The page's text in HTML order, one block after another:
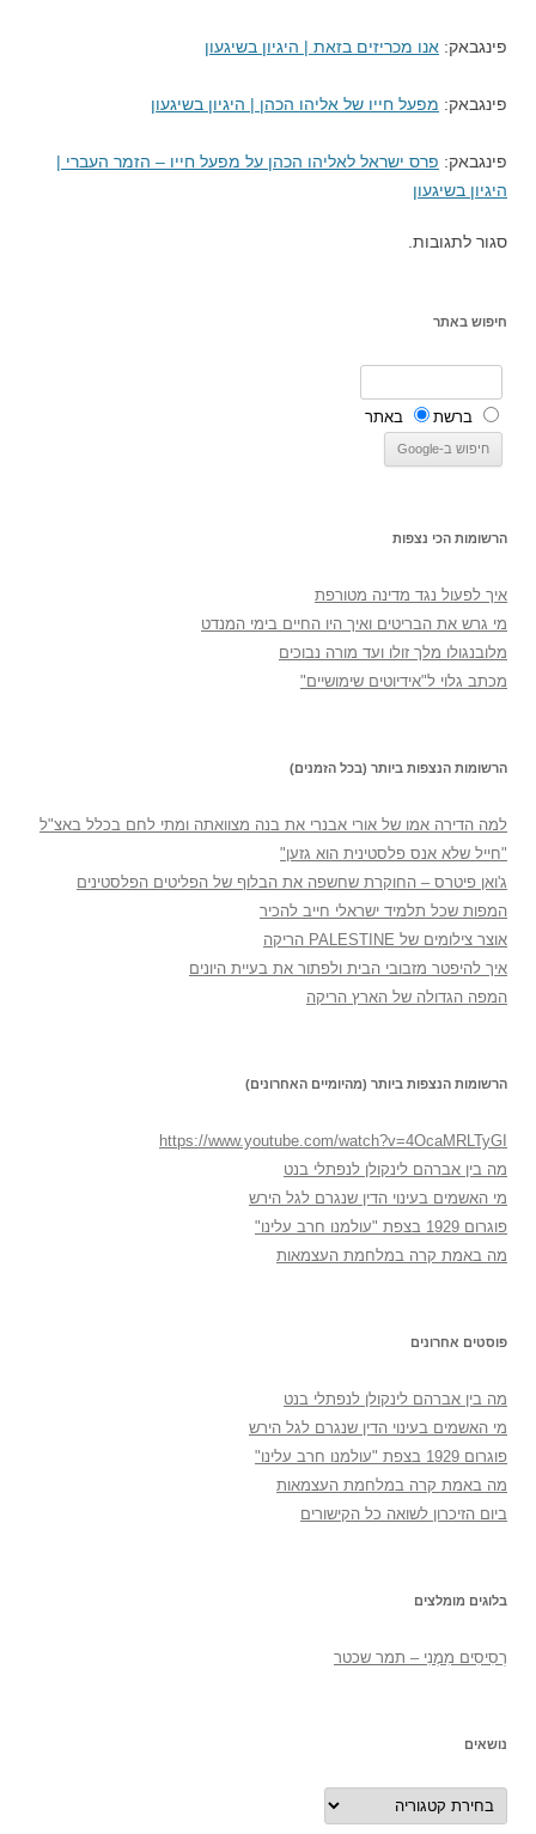
פינגבאק: אנו מכריזים בזאת | היגיון בשיגעון
פינגבאק: מפעל חייו של אליהו הכהן | היגיון בשיגעון
פינגבאק: פרס ישראל לאליהו הכהן על מפעל חייו – הזמר העברי |
היגיון בשיגעון
סגור לתגובות.
חיפוש באתר
ברשת באתר
הרשומות הכי נצפות
איך לפעול נגד מדינה מטורפת
מי גרש את הבריטים ואיך היו החיים בימי המנדט
מלובנגולו מלך זולו ועד מורה נבוכים
מכתב גלוי ל"אידיוטים שימושיים"
הרשומות הנצפות ביותר (בכל הזמנים)
למה הדירה אמו של אורי אבנרי את בנה מצוואתה ומתי לחם בכלל באצ"ל
"חייל שלא אנס פלסטינית הוא גזען"
ג'ואן פיטרס – החוקרת שחשפה את הבלוף של הפליטים הפלסטינים
המפות שכל תלמיד ישראלי חייב להכיר
אוצר צילומים של PALESTINE הריקה
איך להיפטר מזבובי הבית ולפתור את בעיית היונים
המפה הגדולה של הארץ הריקה
הרשומות הנצפות ביותר (מהיומיים האחרונים)
https://www.youtube.com/watch?v=4OcaMRLTyGI
מה בין אברהם לינקולן לנפתלי בנט
מי האשמים בעינוי הדין שנגרם לגל הירש
פוגרום 1929 בצפת "עולמנו חרב עלינו"
מה באמת קרה במלחמת העצמאות
פוסטים אחרונים
מה בין אברהם לינקולן לנפתלי בנט
מי האשמים בעינוי הדין שנגרם לגל הירש
פוגרום 1929 בצפת "עולמנו חרב עלינו"
מה באמת קרה במלחמת העצמאות
ביום הזיכרון לשואה כל הקישורים
בלוגים מומלצים
רְסִיסִים מִמֶנִי – תמר שכטר
נושאים
נושאים